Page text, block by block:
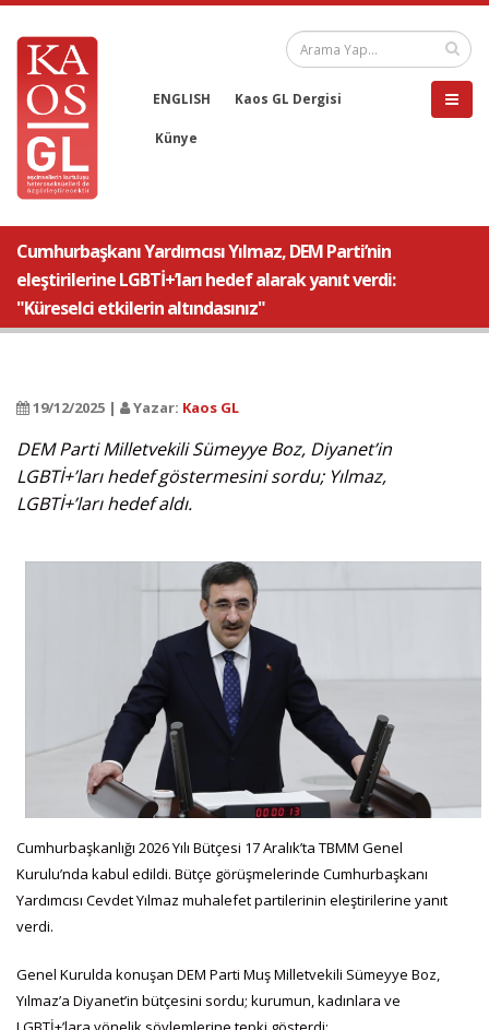
ENGLISH Kaos GL Dergisi
Künye
Cumhurbaşkanı Yardımcısı Yılmaz, DEM Parti’nin
eleştirilerine LGBTİ+’ları hedef alarak yanıt verdi:
"Küreselci etkilerin altındasınız"
19/12/2025 | Yazar: Kaos GL
DEM Parti Milletvekili Sümeyye Boz, Diyanet’in
LGBTİ+’ları hedef göstermesini sordu; Yılmaz,
LGBTİ+’ları hedef aldı.
Cumhurbaşkanlığı 2026 Yılı Bütçesi 17 Aralık’ta TBMM Genel
Kurulu’nda kabul edildi. Bütçe görüşmelerinde Cumhurbaşkanı
Yardımcısı Cevdet Yılmaz muhalefet partilerinin eleştirilerine yanıt
verdi.
Genel Kurulda konuşan DEM Parti Muş Milletvekili Sümeyye Boz,
Yılmaz’a Diyanet’in bütçesini sordu; kurumun, kadınlara ve